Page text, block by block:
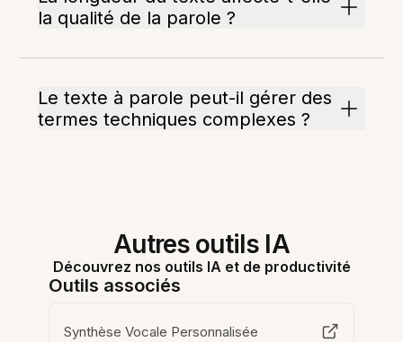
la qualité de la parole ?
Le texte à parole peut-il gérer des
termes techniques complexes ?
Autres outils IA
Découvrez nos outils IA et de productivité
Outils associés
Synthèse Vocale Personnalisée